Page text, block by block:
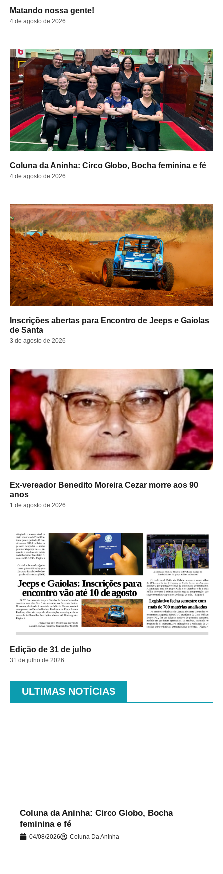
Matando nossa gente!
4 de agosto de 2026
Coluna da Aninha: Circo Globo, Bocha feminina e fé
4 de agosto de 2026
Inscrições abertas para Encontro de Jeeps e Gaiolas
de Santa
3 de agosto de 2026
Ex-vereador Benedito Moreira Cezar morre aos 90
anos
1 de agosto de 2026
Edição de 31 de julho
31 de julho de 2026
ULTIMAS NOTÍCIAS
Coluna da Aninha: Circo Globo, Bocha
feminina e fé
04/08/2026 Coluna Da Aninha